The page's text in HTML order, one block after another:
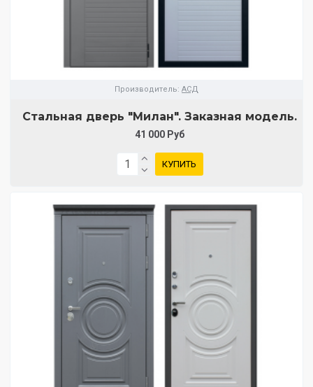
Производитель: АСД
Стальная дверь "Милан". Заказная модель.
41 000 Руб
КУПИТЬ